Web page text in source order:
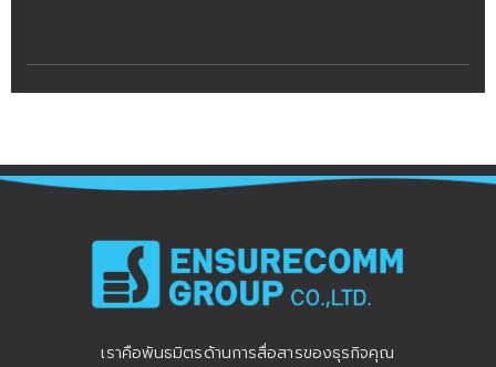
เราคือพันธมิตรด้านการสื่อสารของธุรกิจคุณ